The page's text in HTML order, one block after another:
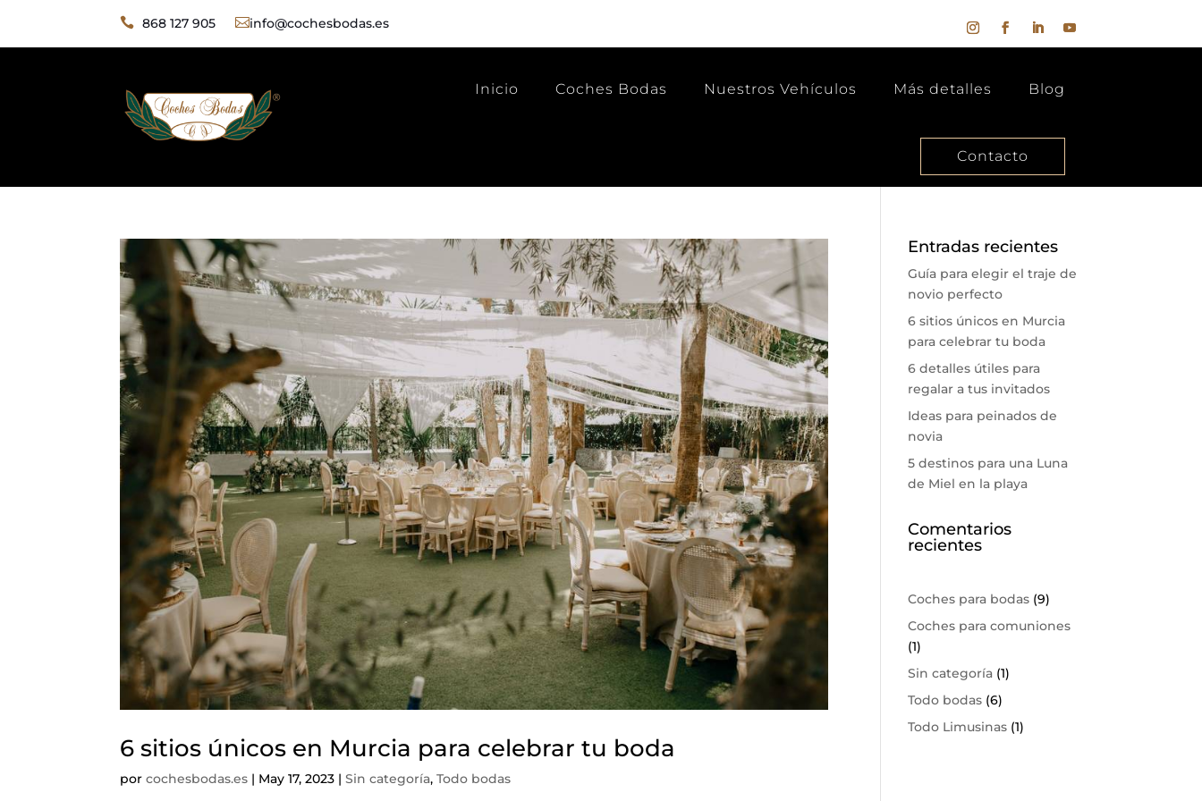
 868 127 905 info@cochesbodas.es
Inicio Coches Bodas Nuestros Vehículos Más detalles Blog
Contacto
6 sitios únicos en Murcia para celebrar tu boda
porcochesbodas.es | May 17, 2023 |Sin categoría,Todo bodas
Entradas recientes
Guía para elegir el traje de
novio perfecto
6 sitios únicos en Murcia
para celebrar tu boda
6 detalles útiles para
regalar a tus invitados
Ideas para peinados de
novia
5 destinos para una Luna
de Miel en la playa
Comentarios
recientes
Coches para bodas (9)
Coches para comuniones
(1)
Sin categoría (1)
Todo bodas (6)
Todo Limusinas (1)